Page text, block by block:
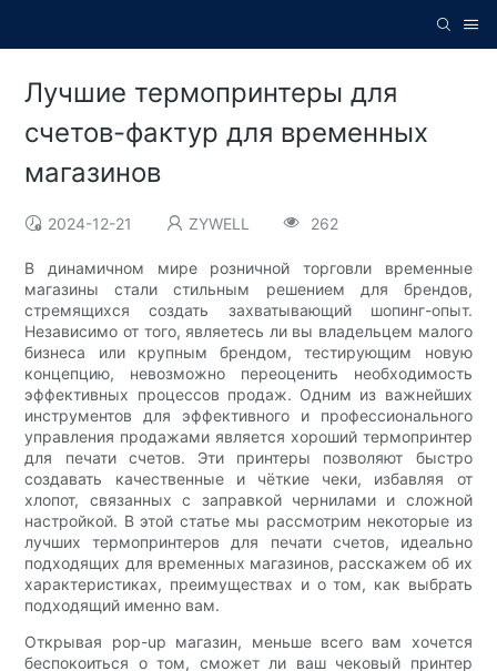
Лучшие термопринтеры для
счетов-фактур для временных
магазинов
2024-12-21 ZYWELL 262
В динамичном мире розничной торговли временные
магазины стали стильным решением для брендов,
стремящихся создать захватывающий шопинг-опыт.
Независимо от того, являетесь ли вы владельцем малого
бизнеса или крупным брендом, тестирующим новую
концепцию, невозможно переоценить необходимость
эффективных процессов продаж. Одним из важнейших
инструментов для эффективного и профессионального
управления продажами является хороший термопринтер
для печати счетов. Эти принтеры позволяют быстро
создавать качественные и чёткие чеки, избавляя от
хлопот, связанных с заправкой чернилами и сложной
настройкой. В этой статье мы рассмотрим некоторые из
лучших термопринтеров для печати счетов, идеально
подходящих для временных магазинов, расскажем об их
характеристиках, преимуществах и о том, как выбрать
подходящий именно вам.
Открывая pop-up магазин, меньше всего вам хочется
беспокоиться о том, сможет ли ваш чековый принтер